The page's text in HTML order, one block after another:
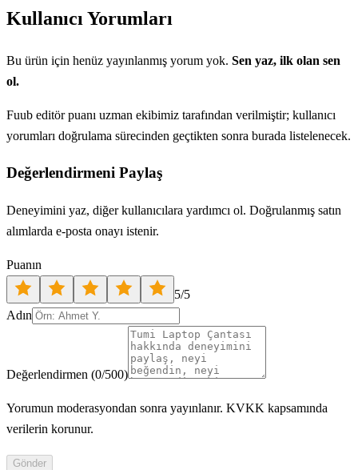
Kullanıcı Yorumları
Bu ürün için henüz yayınlanmış yorum yok. Sen yaz, ilk olan sen
ol.
Fuub editör puanı uzman ekibimiz tarafından verilmiştir; kullanıcı
yorumları doğrulama sürecinden geçtikten sonra burada listelenecek.
Değerlendirmeni Paylaş
Deneyimini yaz, diğer kullanıcılara yardımcı ol. Doğrulanmış satın
alımlarda e-posta onayı istenir.
Puanın
5/5
Adın
Değerlendirmen (0/500)
Yorumun moderasyondan sonra yayınlanır. KVKK kapsamında
verilerin korunur.
Gönder